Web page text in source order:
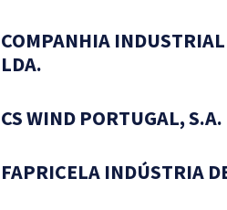
COMPANHIA
LDA.
CS WIND PORTUGAL, S.A.
FAPRICELA INDÚSTRIA